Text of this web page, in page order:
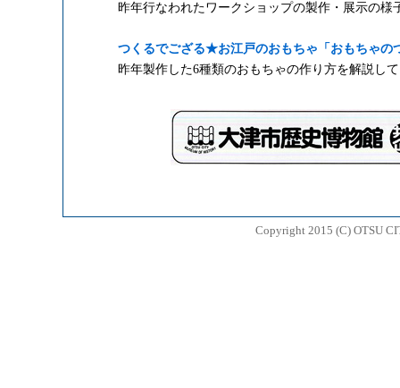
昨年行なわれたワークショップの製作・展示の様
つくるでござる★お江戸のおもちゃ「おもちゃの
昨年製作した6種類のおもちゃの作り方を解説し
Copyright 2015 (C) OTSU